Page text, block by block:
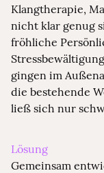
Lösung
Gemeinsam
Klangtherapie,
nicht klar genug
fröhliche
gingen im
die bestehende
ließ sich nur